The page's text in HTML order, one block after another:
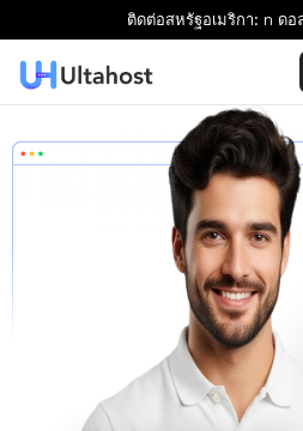
ติดต่อสหรัฐอเมริกา: n ดอ